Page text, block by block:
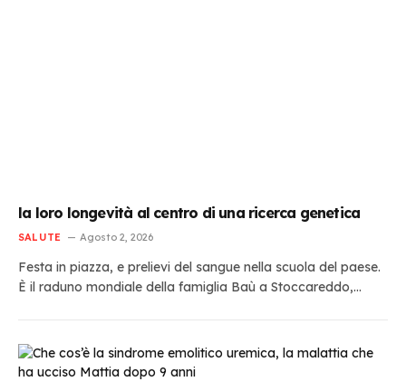
la loro longevità al centro di una ricerca genetica
SALUTE Agosto 2, 2026
Festa in piazza, e prelievi del sangue nella scuola del paese.
È il raduno mondiale della famiglia Baù a Stoccareddo,…